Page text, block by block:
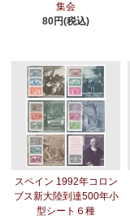
集会
80円(税込)
スペイン 1992年コロン
ブス新大陸到達500年小
型シート６種